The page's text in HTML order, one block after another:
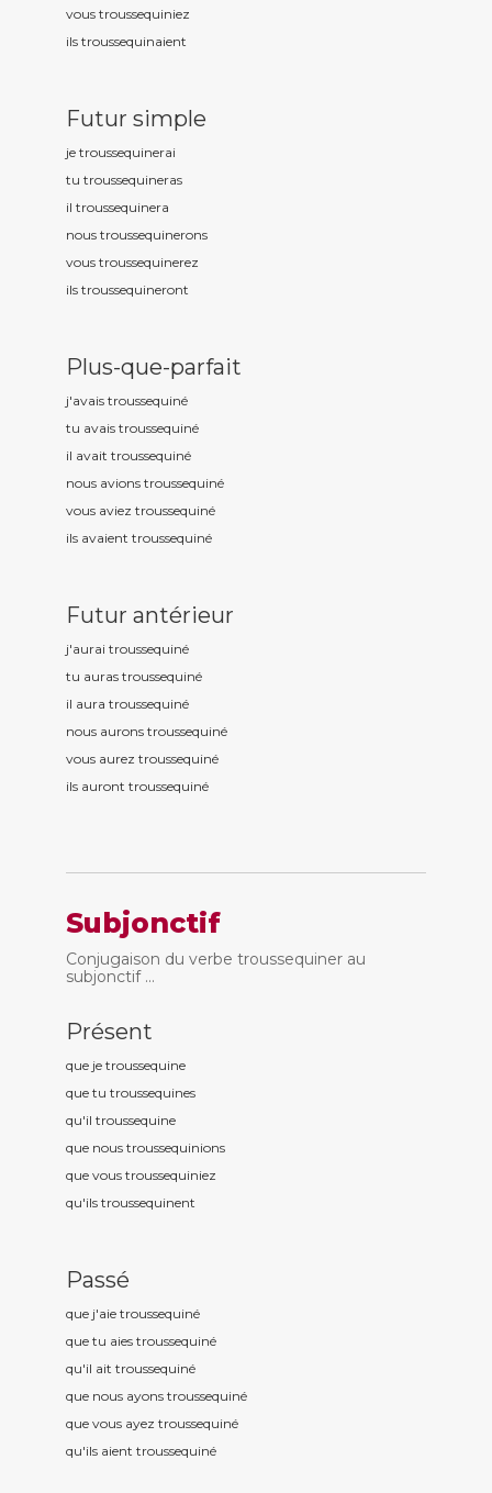
vous troussequiniez
ils troussequinaient
Futur simple
je troussequinerai
tu troussequineras
il troussequinera
nous troussequinerons
vous troussequinerez
ils troussequineront
Plus-que-parfait
j'avais troussequiné
tu avais troussequiné
il avait troussequiné
nous avions troussequiné
vous aviez troussequiné
ils avaient troussequiné
Futur antérieur
j'aurai troussequiné
tu auras troussequiné
il aura troussequiné
nous aurons troussequiné
vous aurez troussequiné
ils auront troussequiné
Subjonctif
Conjugaison du verbe troussequiner au
subjonctif ...
Présent
que je troussequine
que tu troussequines
qu'il troussequine
que nous troussequinions
que vous troussequiniez
qu'ils troussequinent
Passé
que j'aie troussequiné
que tu aies troussequiné
qu'il ait troussequiné
que nous ayons troussequiné
que vous ayez troussequiné
qu'ils aient troussequiné